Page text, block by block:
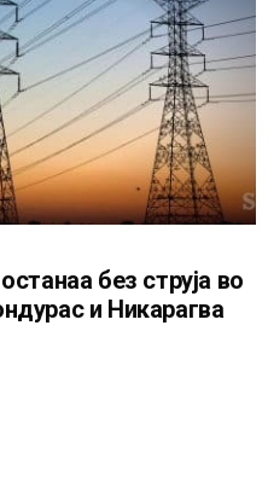
без струја во
и Никарагва